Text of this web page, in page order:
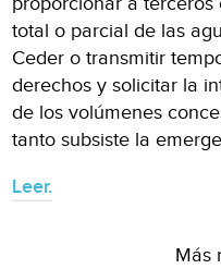
total o parcial de las
Ceder o transmitir
derechos y solicitar la
de los volúmenes
tanto subsiste la
Leer.
Más